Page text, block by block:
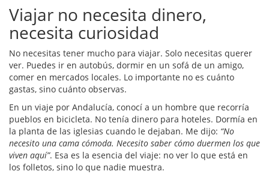
Viajar no necesita dinero,
necesita curiosidad
No necesitas tener mucho para viajar. Solo necesitas querer
ver. Puedes ir en autobús, dormir en un sofá de un amigo,
comer en mercados locales. Lo importante no es cuánto
gastas, sino cuánto observas.
En un viaje por Andalucía, conocí a un hombre que recorría
pueblos en bicicleta. No tenía dinero para hoteles. Dormía en
la planta de las iglesias cuando le dejaban. Me dijo: “No
necesito una cama cómoda. Necesito saber cómo duermen los que
viven aquí”. Esa es la esencia del viaje: no ver lo que está en
los folletos, sino lo que nadie muestra.